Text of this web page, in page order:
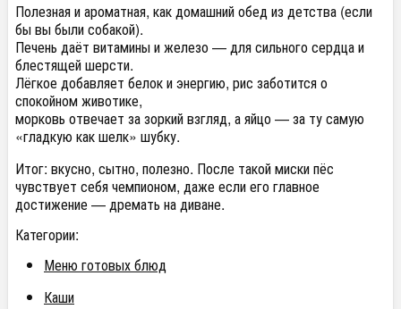
Полезная и ароматная, как домашний обед из детства (если
бы вы были собакой).
Печень даёт витамины и железо — для сильного сердца и
блестящей шерсти.
Лёгкое добавляет белок и энергию, рис заботится о
спокойном животике,
морковь отвечает за зоркий взгляд, а яйцо — за ту самую
«гладкую как шелк» шубку.
Итог: вкусно, сытно, полезно. После такой миски пёс
чувствует себя чемпионом, даже если его главное
достижение — дремать на диване.
Категории:
Меню готовых блюд
Каши